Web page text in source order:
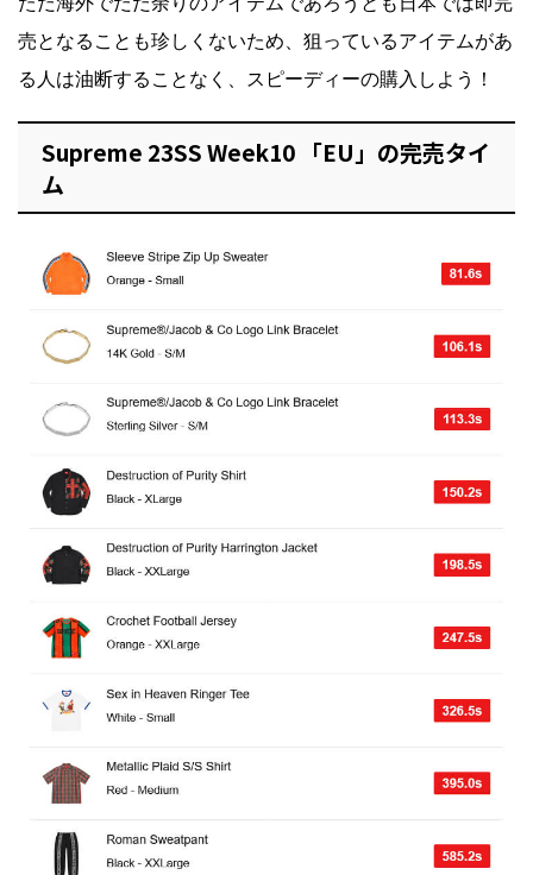
売となることも珍しくないため、狙っているアイテムがあ
る人は油断することなく、スピーディーの購入しよう！
Supreme 23SS Week10 「EU」の完売タイ
ム